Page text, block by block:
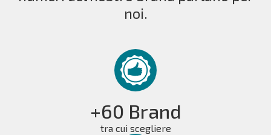
noi.
+60 Brand
tra cui scegliere